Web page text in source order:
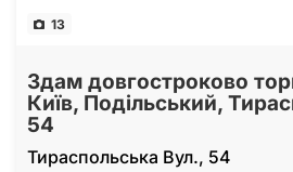
13
Здам довгостроково
Київ, Подільський,
54
Тираспольська Вул., 54